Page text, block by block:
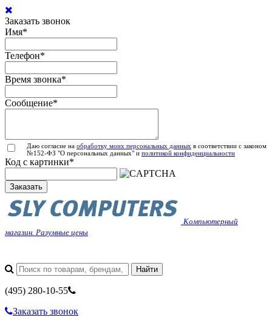
Заказать звонок
Имя*
Телефон*
Время звонка*
Сообщение*
Даю согласие на обработку моих персональных данных в соответствии с законом
№152-ФЗ "О персональных данных" и политикой конфиденциальности
Код с картинки*
Заказать
Компьютерный
магазин. Разумные цены
(495) 280-10-55
Заказать звонок